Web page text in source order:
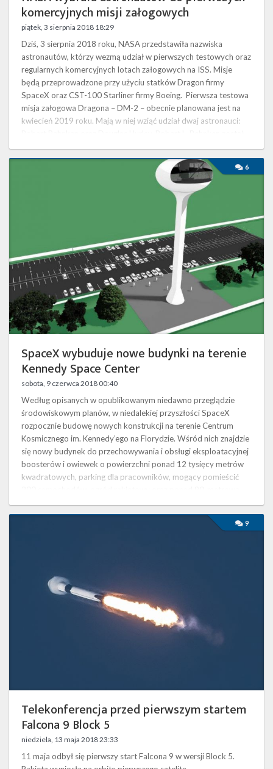
komercyjnych misji załogowych
piątek, 3 sierpnia 2018 18:29
Dziś, 3 sierpnia 2018 roku, NASA przedstawiła nazwiska
astronautów, którzy wezmą udział w pierwszych testowych oraz
regularnych komercyjnych lotach załogowych na ISS. Misje
będą przeprowadzone przy użyciu statków Dragon firmy
SpaceX oraz CST-100 Starliner firmy Boeing. Pierwsza testowa
misja załogowa Dragona – DM-2 – obecnie planowana jest na
kwiecień 2019 roku. Mają w niej wziąć udział dwaj astronauci:
Center
6
SpaceX wybuduje nowe budynki na terenie
Kennedy Space Center
sobota, 9 czerwca 2018 00:40
Według opisanych w opublikowanym niedawno przeglądzie
środowiskowym planów, w niedalekiej przyszłości SpaceX
rozpocznie budowę nowych konstrukcji na terenie Centrum
Kosmicznego im. Kennedy’ego na Florydzie. Wśród nich znajdzie
się nowy budynek do przechowywania i obsługi eksploatacyjnej
boosterów i owiewek o powierzchni ponad 12 tysięcy metrów
kwadratowych, parking dla pracowników, mogący pomieścić
9
Telekonferencja przed pierwszym startem
Falcona 9 Block 5
niedziela, 13 maja 2018 23:33
11 maja odbył się pierwszy start Falcona 9 w wersji Block 5.